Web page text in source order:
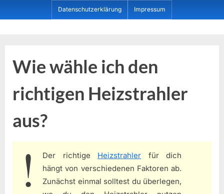
to
Datenschutzerklärung Impressum
Wie wähle ich den
richtigen Heizstrahler
aus?
Der richtige Heizstrahler für dich
hängt von verschiedenen Faktoren ab.
Zunächst einmal solltest du überlegen,